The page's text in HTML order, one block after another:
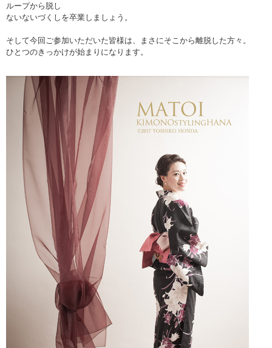
ループから脱し
ないないづくしを卒業しましょう。
そして今回ご参加いただいた皆様は、まさにそこから離脱した方々。
ひとつのきっかけが始まりになります。